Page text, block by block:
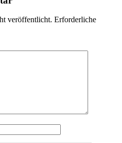
veröffentlicht. Erforderliche